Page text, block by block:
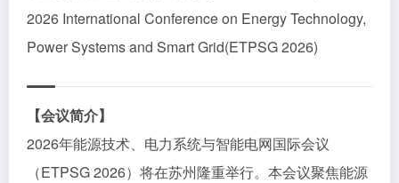
2026 International Conference on Energy Technology,
Power Systems and Smart Grid(ETPSG 2026)
【会议简介】
2026年能源技术、电力系统与智能电网国际会议
（ETPSG 2026）将在苏州隆重举行。本会议聚焦能源